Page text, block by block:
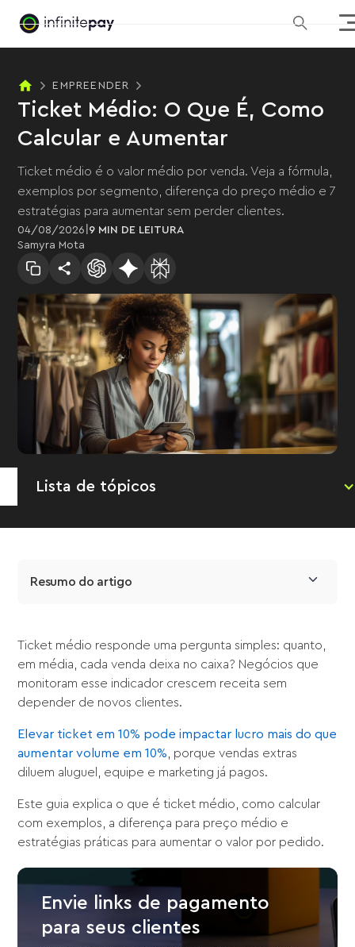
EMPREENDER
Ticket Médio: O Que É, Como
Calcular e Aumentar
Ticket médio é o valor médio por venda. Veja a fórmula,
exemplos por segmento, diferença do preço médio e 7
estratégias para aumentar sem perder clientes.
04/08 /2026 9 MIN DE LEITURA
Samyra Mota
Lista de tópicos
Resumo do artigo
Ticket médio responde uma pergunta simples: quanto,
em média, cada venda deixa no caixa? Negócios que
monitoram esse indicador crescem receita sem
depender de novos clientes.
Elevar ticket em 10% pode impactar lucro mais do que
aumentar volume em 10%, porque vendas extras
diluem aluguel, equipe e marketing já pagos.
Este guia explica o que é ticket médio, como calcular
com exemplos, a diferença para preço médio e
estratégias práticas para aumentar o valor por pedido.
Envie links de pagamento
para seus clientes